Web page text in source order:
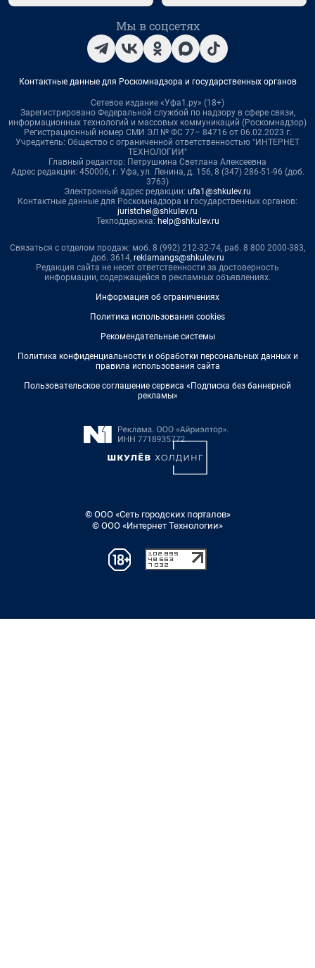
Мы в соцсетях
Контактные данные для Роскомнадзора и государственных органов
Сетевое издание «Уфа1.ру» (18+)
Зарегистрировано Федеральной службой по надзору в сфере связи,
информационных технологий и массовых коммуникаций (Роскомнадзор)
Регистрационный номер СМИ ЭЛ № ФС 77– 84716 от 06.02.2023 г.
Учредитель: Общество с ограниченной ответственностью "ИНТЕРНЕТ
ТЕХНОЛОГИИ"
Главный редактор: Петрушкина Светлана Алексеевна
Адрес редакции: 450006, г. Уфа, ул. Ленина, д. 156, 8 (347) 286-51-96 (доб.
3763)
Электронный адрес редакции: ufa1@shkulev.ru
Контактные данные для Роскомнадзора и государственных органов:
juristchel@shkulev.ru
Техподдержка: help@shkulev.ru
Связаться с отделом продаж: моб. 8 (992) 212-32-74, раб. 8 800 2000-383,
доб. 3614, reklamangs@shkulev.ru
Редакция сайта не несет ответственности за достоверность
информации, содержащейся в рекламных объявлениях.
Информация об ограничениях
Политика использования cookies
Рекомендательные системы
Политика конфиденциальности и обработки персональных данных и
правила использования сайта
Пользовательское соглашение сервиса «Подписка без баннерной
рекламы»
© ООО «Сеть городских порталов»
© ООО «Интернет Технологии»